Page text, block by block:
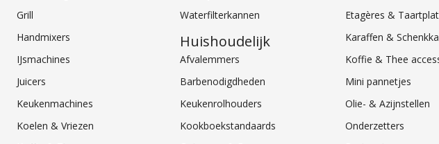
Grill
Handmixers
IJsmachines
Juicers
Keukenmachines
Koelen & Vriezen
Waterfilterkannen
Huishoudelijk
Afvalemmers
Barbenodigdheden
Keukenrolhouders
Kookboekstandaards
Etagères &
Karaffen &
Koffie & Thee
Mini pannetjes
Olie- & Azijnstellen
Onderzetters